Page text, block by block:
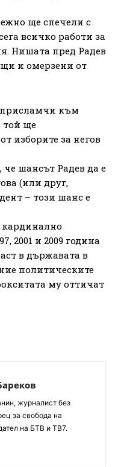
ще спечели с
всичко работи за
Нишата пред Радев
и омерзени от
присламчи към
той ще
изборите за негов
шансът Радев да е
(или друг,
– този шанс е
2001 и 2009 година
в държавата в
политическите
му оттичат
журналист без
за свобода на
на БТВ и ТВ7.